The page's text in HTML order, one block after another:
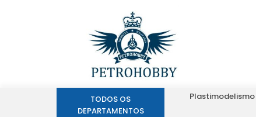
TODOS OS
DEPARTAMENTOS
Plastimodelismo